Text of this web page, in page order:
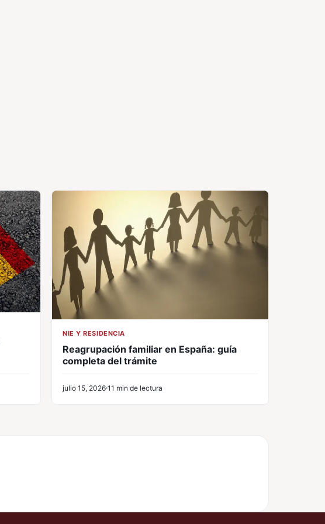
NIE Y RESIDENCIA
Reagrupación familiar en España: guía
completa del trámite
julio 15, 2026 11 min de lectura